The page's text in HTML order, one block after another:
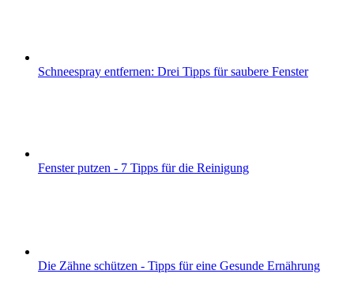
Schneespray entfernen: Drei Tipps für saubere Fenster
Fenster putzen - 7 Tipps für die Reinigung
Die Zähne schützen - Tipps für eine Gesunde Ernährung